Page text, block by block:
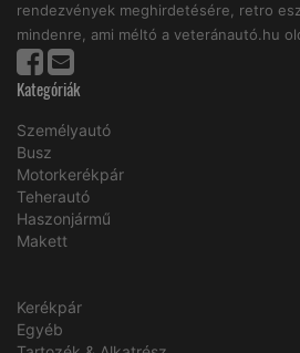
rendezvények meghirdetésére, retro
mindenre, ami méltó a veteránautó.hu
Kategóriák
Személyautó
Busz
Motorkerékpár
Teherautó
Haszonjármű
Makett
Kerékpár
Egyéb